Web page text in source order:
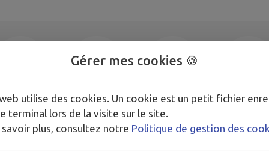
à idées
Camping
municipal
CENTRE
D'HÉBERGEMENT
S TOURISTIQUES
Gérer mes cookies 🍪
utilise des cookies. Un cookie est un petit fichier
terminal lors de la visite sur le site.
savoir plus, consultez notre Politique de gestion des